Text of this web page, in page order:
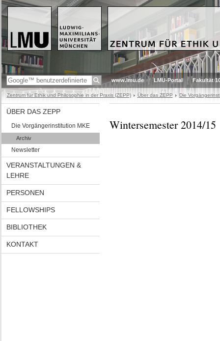
www.lmu.de LMU-Portal Fakultät
Zentrum für Ethik und Philosophie in der Praxis (ZEPP) Über das ZEPP Die
ÜBER DAS ZEPP
Die Vorgängerinstitution MKE
Archiv
Newsletter
VERANSTALTUNGEN &
LEHRE
PERSONEN
FELLOWSHIPS
BIBLIOTHEK
KONTAKT
Wintersemester 2014/15